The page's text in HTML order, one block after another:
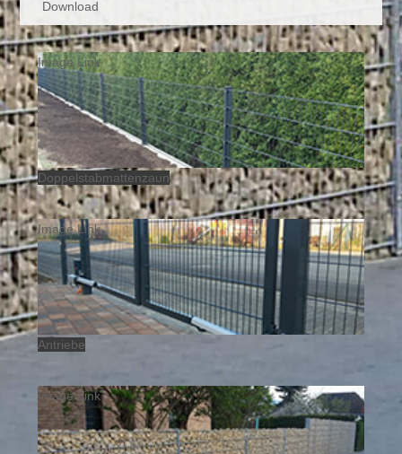
Download
Image Link
Doppelstabmattenzaun
Image Link
Antriebe
Image Link